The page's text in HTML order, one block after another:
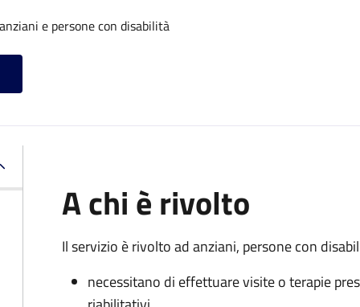
e persone con disabilità
A chi è rivolto
Il servizio è rivolto ad anziani, persone con
necessitano di effettuare visite o terapie